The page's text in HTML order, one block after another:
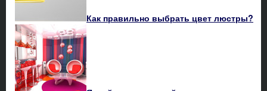
Как правильно выбрать цвет люстры?